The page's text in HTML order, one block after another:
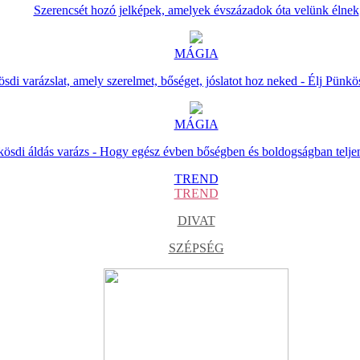
Szerencsét hozó jelképek, amelyek évszázadok óta velünk élnek
MÁGIA
varázslat, amely szerelmet, bőséget, jóslatot hoz neked - Élj
MÁGIA
áldás varázs - Hogy egész évben bőségben és boldogságban
TREND
TREND
DIVAT
SZÉPSÉG